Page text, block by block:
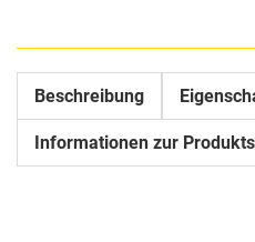
Beschreibung
Informationen zur